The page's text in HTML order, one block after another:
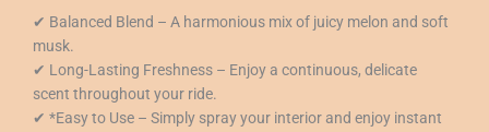
✔ Balanced Blend – A harmonious mix of juicy melon and soft
musk.
✔ Long-Lasting Freshness – Enjoy a continuous, delicate
scent throughout your ride.
✔ *Easy to Use – Simply spray your interior and enjoy instant